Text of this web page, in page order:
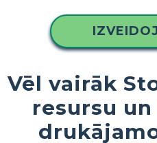
Vēl vairāk
resursu